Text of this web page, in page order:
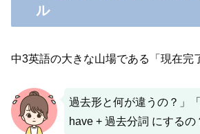
ル
中3英語の大きな山場である「現在完
過去形と何が違うの？」
have + 過去分詞 にするの